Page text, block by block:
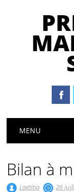
Main
MENU
Bilan à
Laetitia 26